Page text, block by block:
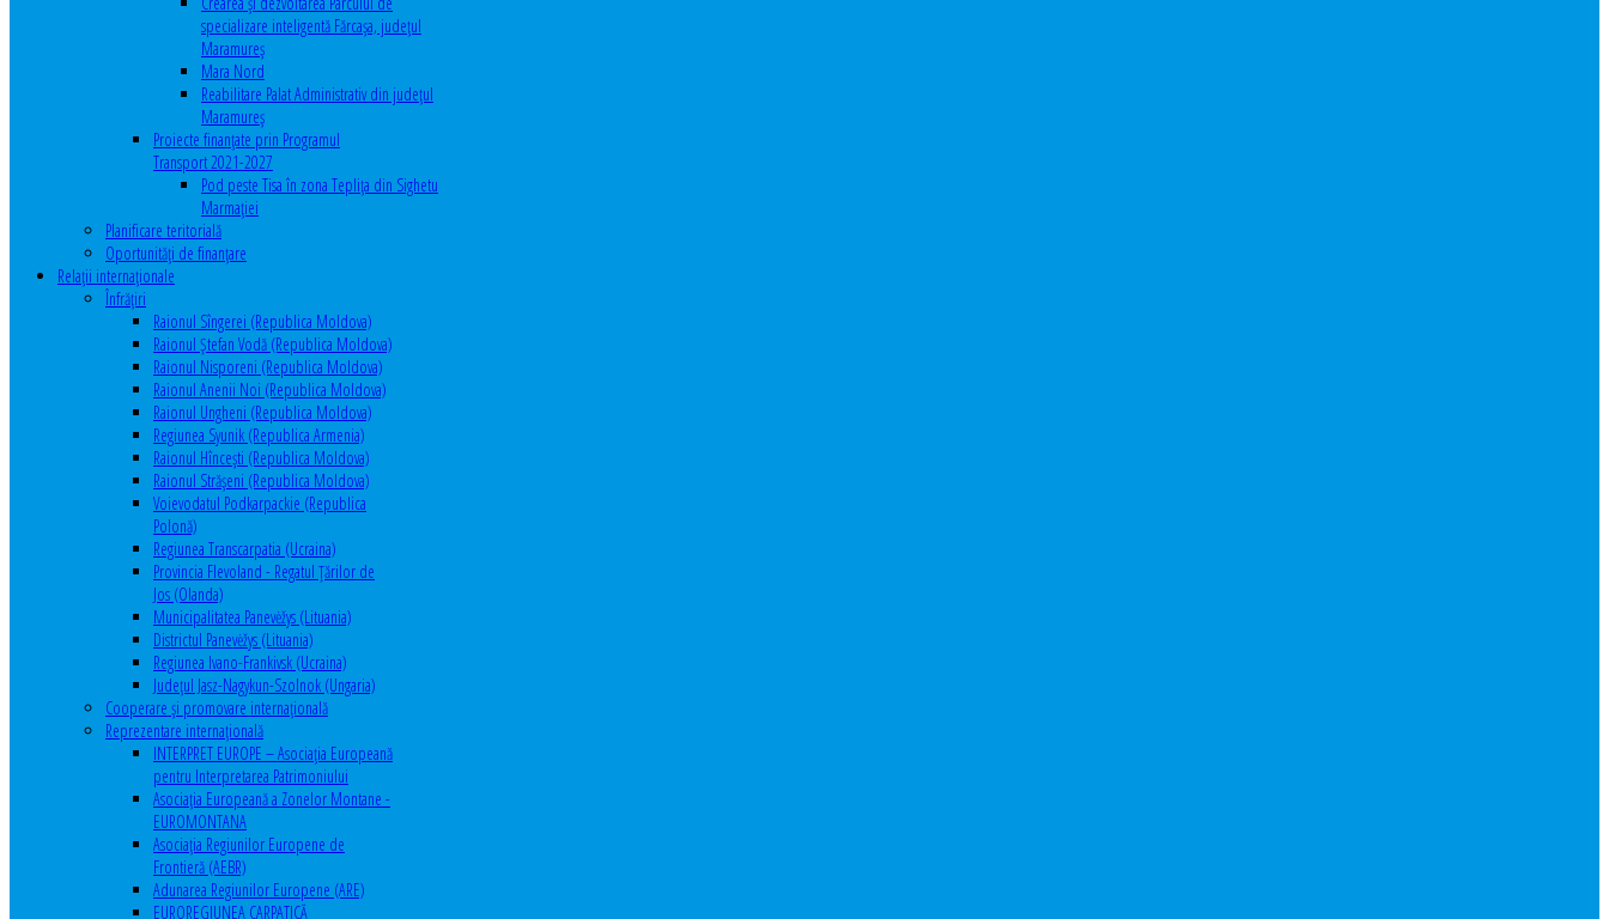
specializare inteligentă Fărcașa, județul
Maramureș
Mara Nord
Reabilitare Palat Administrativ din județul
Maramureș
Proiecte finanțate prin Programul
Transport 2021-2027
Pod peste Tisa în zona Teplița din Sighetu
Marmației
Planificare teritorială
Oportunităţi de finanţare
Relaţii internaţionale
Înfrăţiri
Raionul Sîngerei (Republica Moldova)
Raionul Ștefan Vodă (Republica Moldova)
Raionul Nisporeni (Republica Moldova)
Raionul Anenii Noi (Republica Moldova)
Raionul Ungheni (Republica Moldova)
Regiunea Syunik (Republica Armenia)
Raionul Hîncești (Republica Moldova)
Raionul Străşeni (Republica Moldova)
Voievodatul Podkarpackie (Republica
Polonă)
Regiunea Transcarpatia (Ucraina)
Provincia Flevoland - Regatul Ţărilor de
Jos (Olanda)
Municipalitatea Panevėžys (Lituania)
Districtul Panevėžys (Lituania)
Regiunea Ivano-Frankivsk (Ucraina)
Judeţul Jasz-Nagykun-Szolnok (Ungaria)
Cooperare şi promovare internaţională
Reprezentare internaţională
INTERPRET EUROPE – Asociația Europeană
pentru Interpretarea Patrimoniului
Asociația Europeană a Zonelor Montane -
EUROMONTANA
Asociația Regiunilor Europene de
Frontieră (AEBR)
Adunarea Regiunilor Europene (ARE)
EUROREGIUNEA CARPATICĂ